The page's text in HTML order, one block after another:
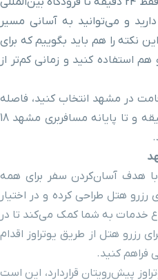
و می‌توانید به آسانی مسیر
نکته را هم باید بگوییم که برای
هم استفاده کنید و زمانی کم‌تر از
در مشهد انتخاب کنید، فاصله
شما تا راه‌آهن مشهد، فقط 14 دقیقه و تا پایانه مسافربری مشهد 18
هدف آسان‌کردن سفر برای همه
رزرو هتل طراحی کرده و در اختیار
خدمات به شما کمک می‌کند تا در
رزرو هتل از طریق یوتراوز اقدام
فراهم کنید.
پیش‌رویتان قراردارد، این است